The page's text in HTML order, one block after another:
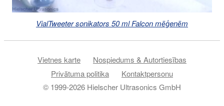
VialTweeter sonikators 50 ml Falcon mēģenēm
Vietnes karte
Nospiedums & Autortiesības
Privātuma politika
Kontaktpersonu
© 1999-2026 Hielscher Ultrasonics GmbH